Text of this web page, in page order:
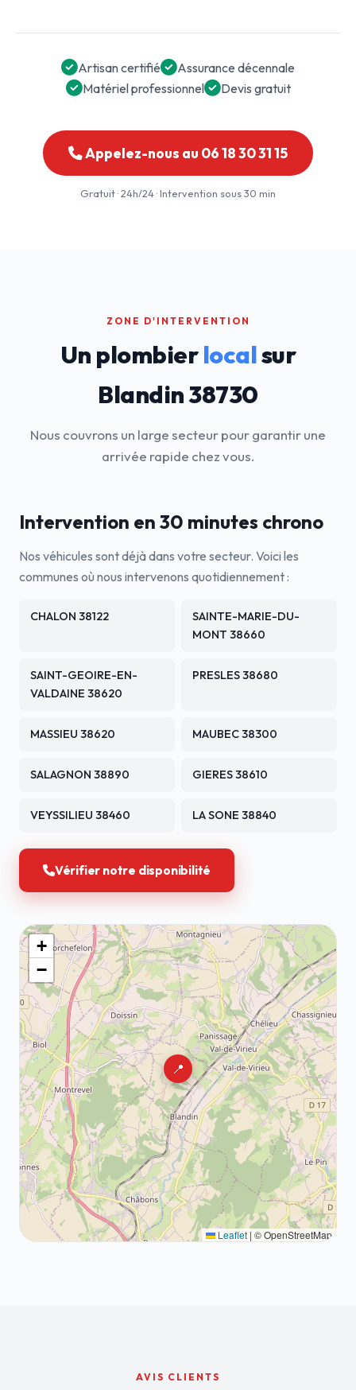
Artisan certifié
Assurance décennale
Matériel professionnel
Devis gratuit
Appelez-nous au 06 18 30 31 15
Gratuit · 24h/24 · Intervention sous 30 min
ZONE D'INTERVENTION
Un plombierlocalsur
Blandin 38730
Nous couvrons un large secteur pour garantir une
arrivée rapide chez vous.
Intervention en 30 minutes chrono
Nos véhicules sont déjà dans votre secteur. Voici les
communes où nous intervenons quotidiennement :
CHALON 38122
SAINTE-MARIE-DU-
MONT 38660
SAINT-GEOIRE-EN-
VALDAINE 38620
PRESLES 38680
MASSIEU 38620 MAUBEC 38300
SALAGNON 38890 GIERES 38610
VEYSSILIEU 38460 LA SONE 38840
Vérifier notre disponibilité
📍
+
−
Leaflet | © OpenStreetMap
AVIS CLIENTS